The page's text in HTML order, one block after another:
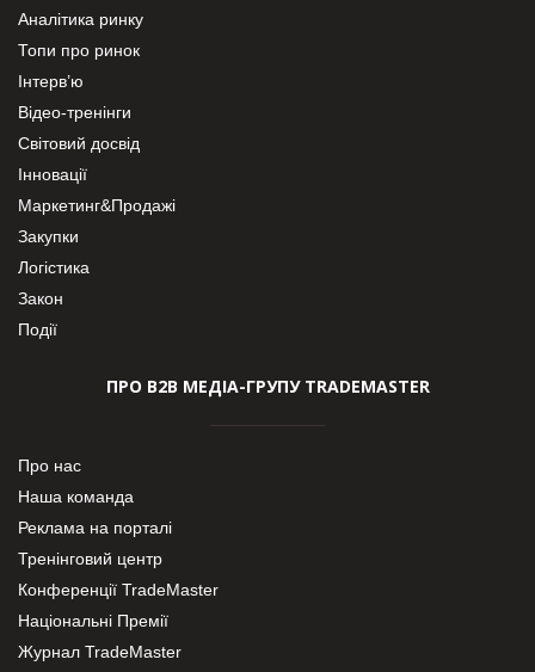
Аналітика ринку
Топи про ринок
Інтерв’ю
Відео-тренінги
Світовий досвід
Інновації
Маркетинг&Продажі
Закупки
Логістика
Закон
Події
ПРО В2В МЕДІА-ГРУПУ TRADEMASTER
Про нас
Наша команда
Реклама на порталі
Тренінговий центр
Конференції TradeMaster
Національні Премії
Журнал TradeMaster